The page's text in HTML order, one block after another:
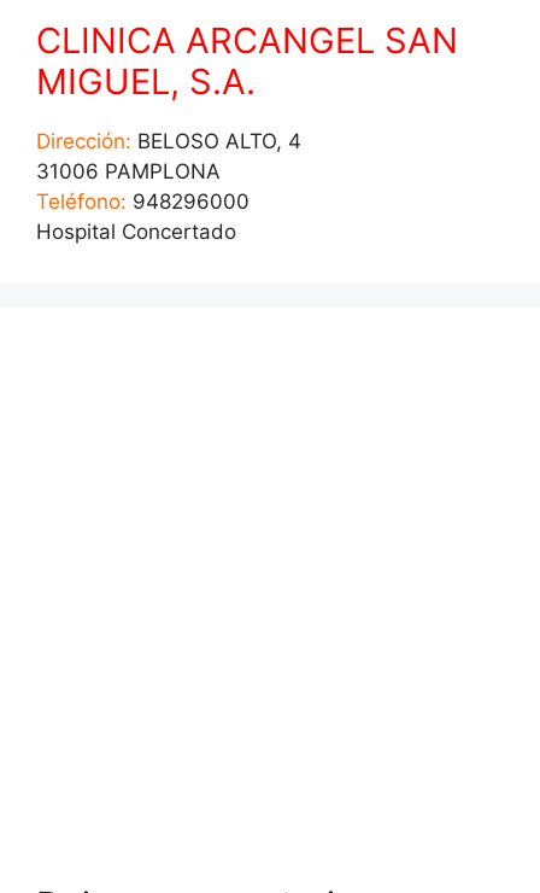
CLINICA ARCANGEL SAN
MIGUEL, S.A.
Dirección: BELOSO ALTO, 4
31006 PAMPLONA
Teléfono: 948296000
Hospital Concertado